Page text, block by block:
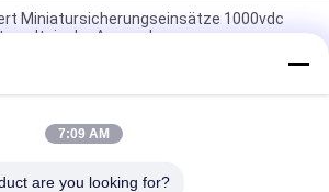
Miniatursicherungseinsätze 1000vdc
voltaische Anwendung
SMD1140 Schlag-Oberflächenberg
400VDC für LED-Beleuchtung
Verzögerungs-keramische Sicherung
7:09 AM
are you looking for?